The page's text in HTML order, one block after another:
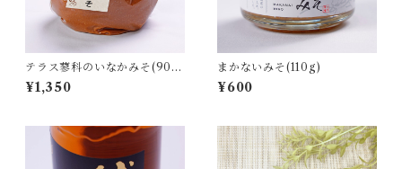
テラス蓼科のいなかみそ(900
g)
¥1,350
まかないみそ(110g)
¥600